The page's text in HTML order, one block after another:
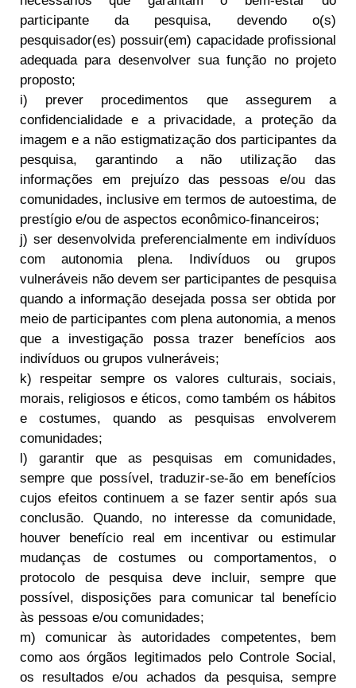
participante da pesquisa, devendo o(s)
pesquisador(es) possuir(em) capacidade profissional
adequada para desenvolver sua função no projeto
proposto;
i) prever procedimentos que assegurem a
confidencialidade e a privacidade, a proteção da
imagem e a não estigmatização dos participantes da
pesquisa, garantindo a não utilização das
informações em prejuízo das pessoas e/ou das
comunidades, inclusive em termos de autoestima, de
prestígio e/ou de aspectos econômico-financeiros;
j) ser desenvolvida preferencialmente em indivíduos
com autonomia plena. Indivíduos ou grupos
vulneráveis não devem ser participantes de pesquisa
quando a informação desejada possa ser obtida por
meio de participantes com plena autonomia, a menos
que a investigação possa trazer benefícios aos
indivíduos ou grupos vulneráveis;
k) respeitar sempre os valores culturais, sociais,
morais, religiosos e éticos, como também os hábitos
e costumes, quando as pesquisas envolverem
comunidades;
l) garantir que as pesquisas em comunidades,
sempre que possível, traduzir-se-ão em benefícios
cujos efeitos continuem a se fazer sentir após sua
conclusão. Quando, no interesse da comunidade,
houver benefício real em incentivar ou estimular
mudanças de costumes ou comportamentos, o
protocolo de pesquisa deve incluir, sempre que
possível, disposições para comunicar tal benefício
às pessoas e/ou comunidades;
m) comunicar às autoridades competentes, bem
como aos órgãos legitimados pelo Controle Social,
os resultados e/ou achados da pesquisa, sempre